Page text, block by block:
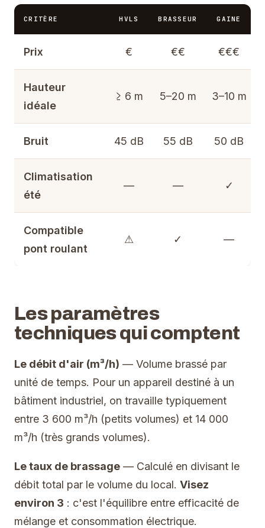
CRITÈRE HVLS BRASSEUR GAINE
Prix € €€ €€€
Hauteur
idéale
≥ 6 m 5–20 m 3–10 m
Bruit 45 dB 55 dB 50 dB
Climatisation
été
— — ✓
Compatible
pont roulant
⚠ ✓ —
Les paramètres
techniques qui comptent
Le débit d'air (m³/h) — Volume brassé par
unité de temps. Pour un appareil destiné à un
bâtiment industriel, on travaille typiquement
entre 3 600 m³/h (petits volumes) et 14 000
m³/h (très grands volumes).
Le taux de brassage — Calculé en divisant le
débit total par le volume du local. Visez
environ 3 : c'est l'équilibre entre efficacité de
mélange et consommation électrique.